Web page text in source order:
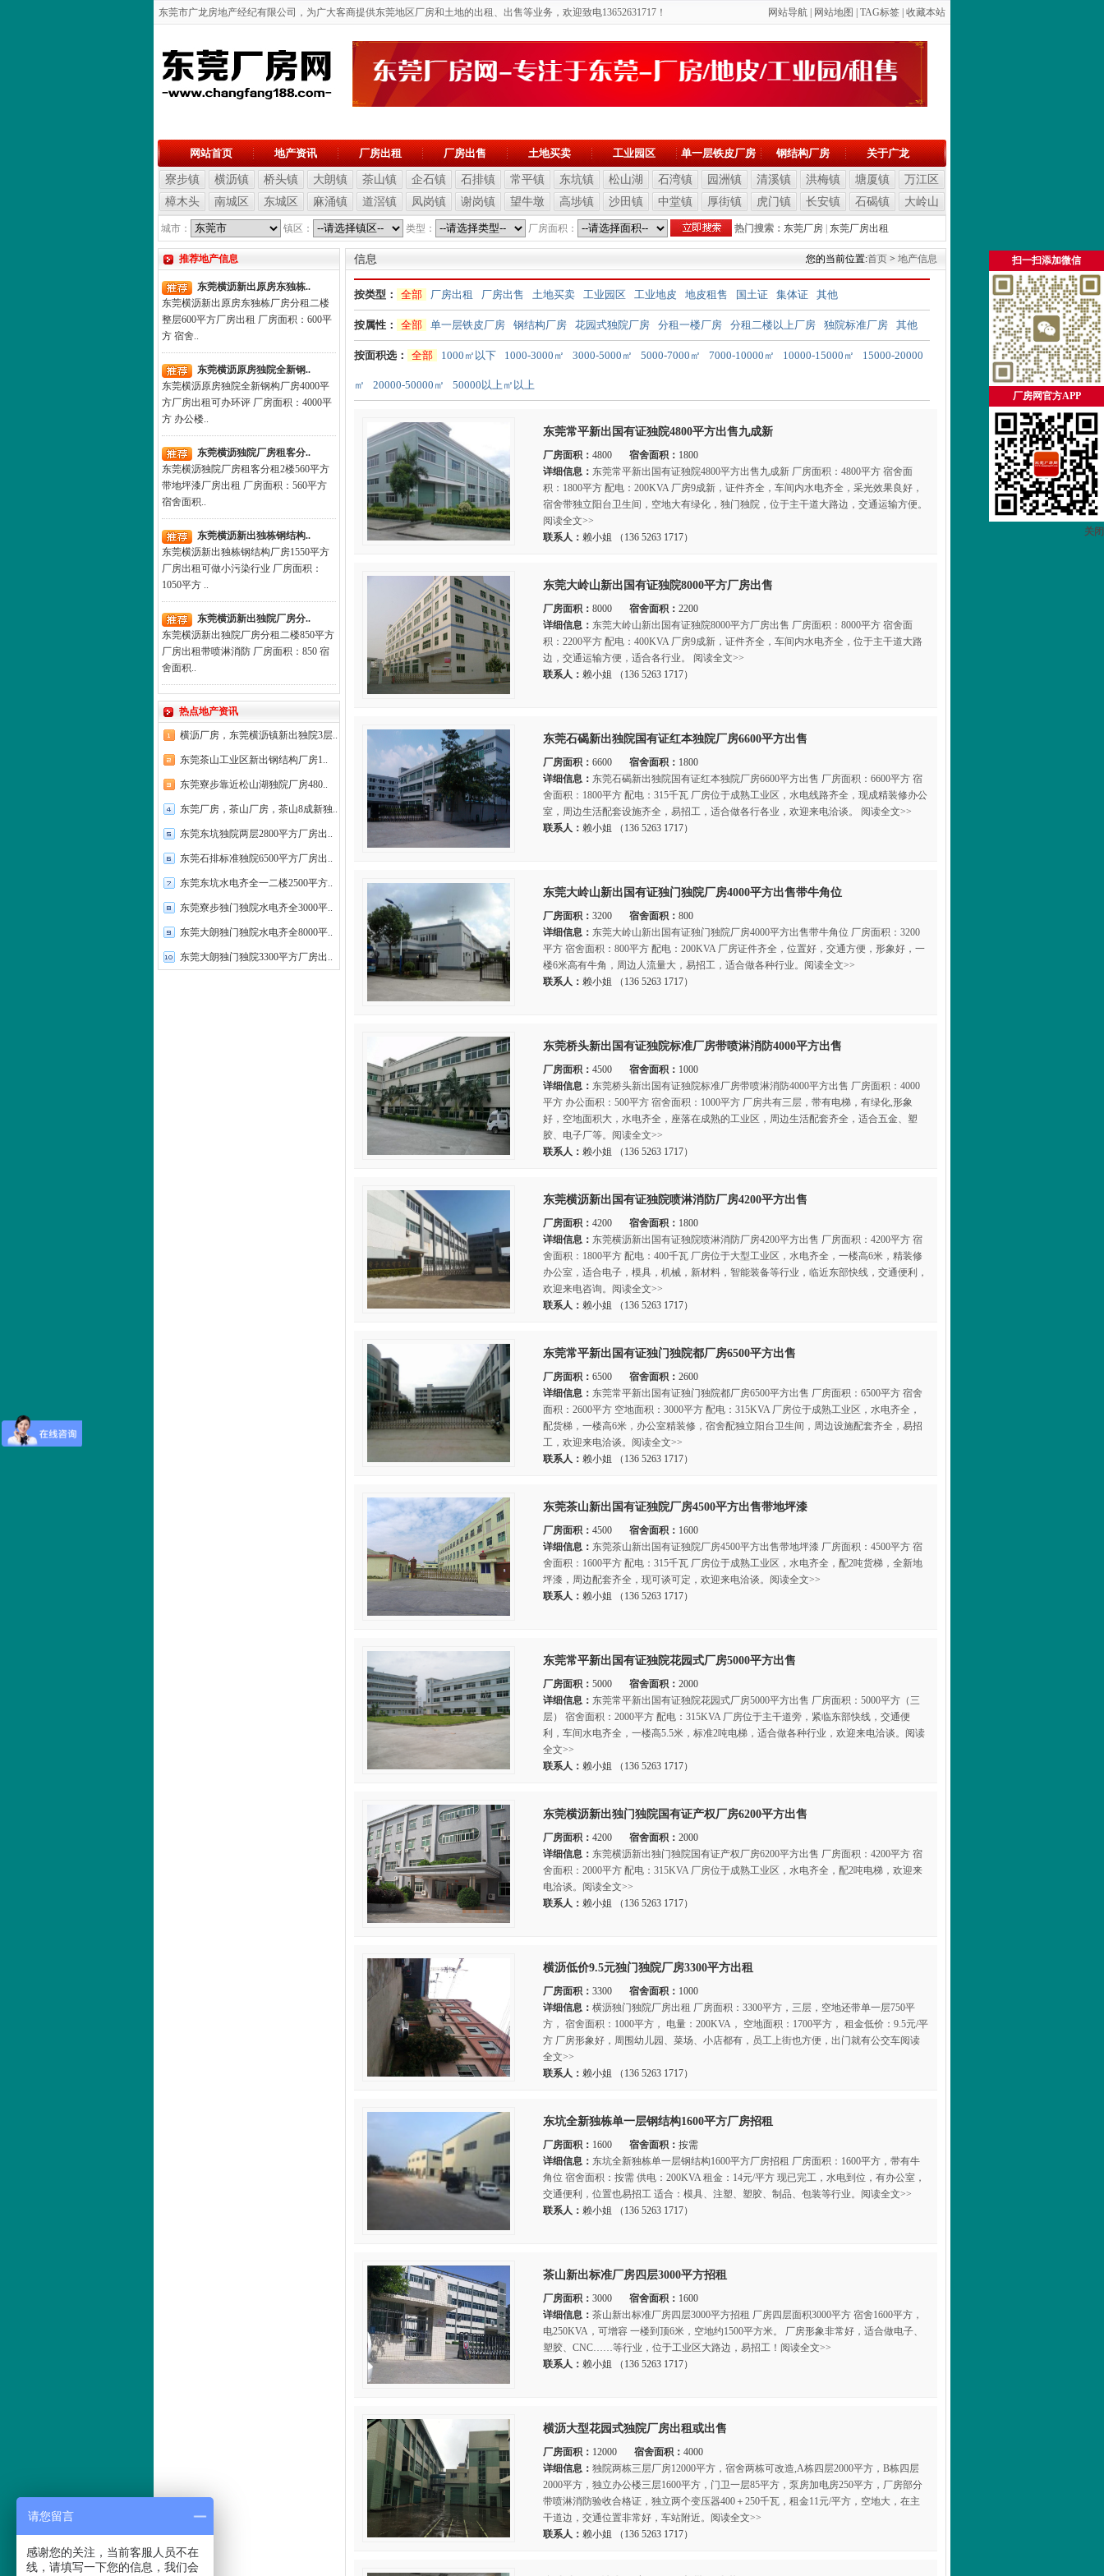
网站导航 网站地图 | TAG标签 收藏本站
东莞市广龙房地产经纪有限公司，为广大客商提供东莞地区厂房和土地的出租、出售等业务，欢迎致电13652631717！
网站首页 地产资讯 厂房出租 厂房出售 土地买卖 工业园区 单一层铁皮厂房 钢结构厂房 关于广龙
寮步镇 横沥镇 桥头镇 大朗镇 茶山镇 企石镇 石排镇 常平镇 东坑镇 松山湖 石湾镇 园洲镇 清溪镇 洪梅镇 塘厦镇
万江区
樟木头
南城区 东城区 麻涌镇 道滘镇 凤岗镇 谢岗镇 望牛墩 高埗镇 沙田镇 中堂镇 厚街镇 虎门镇 长安镇 石碣镇 大岭山
城市： 镇区： 类型： 厂房面积： 热门搜索： 东莞厂房 东莞厂房出租
推荐地产信息
东莞横沥新出原房东独栋..
东莞横沥新出原房东独栋厂房分租二楼
整层600平方厂房出租 厂房面积：600平
方 宿舍..
东莞横沥原房独院全新钢..
东莞横沥原房独院全新钢构厂房4000平
方厂房出租可办环评 厂房面积：4000平
方 办公楼..
东莞横沥独院厂房租客分..
东莞横沥独院厂房租客分租2楼560平方
带地坪漆厂房出租 厂房面积：560平方
宿舍面积..
东莞横沥新出独栋钢结构..
东莞横沥新出独栋钢结构厂房1550平方
厂房出租可做小污染行业 厂房面积：
1050平方 ..
东莞横沥新出独院厂房分..
东莞横沥新出独院厂房分租二楼850平方
厂房出租带喷淋消防 厂房面积：850 宿
舍面积..
热点地产资讯
横沥厂房，东莞横沥镇新出独院3层..
东莞茶山工业区新出钢结构厂房1..
东莞寮步靠近松山湖独院厂房480..
东莞厂房，茶山厂房，茶山8成新独..
东莞东坑独院两层2800平方厂房出..
东莞石排标准独院6500平方厂房出..
东莞东坑水电齐全一二楼2500平方..
东莞寮步独门独院水电齐全3000平..
东莞大朗独门独院水电齐全8000平..
东莞大朗独门独院3300平方厂房出..
您的当前位置:首页 > 地产信息
信息
按类型： 全部 厂房出租 厂房出售 土地买卖 工业园区 工业地皮 地皮租售 国土证 集体证 其他
按属性： 全部 单一层铁皮厂房 钢结构厂房 花园式独院厂房 分租一楼厂房 分租二楼以上厂房 独院标准厂房 其他
按面积选： 全部 1000㎡以下 1000-3000㎡ 3000-5000㎡ 5000-7000㎡ 7000-10000㎡ 10000-15000㎡ 15000-20000
㎡ 20000-50000㎡ 50000以上㎡以上
东莞常平新出国有证独院4800平方出售九成新
厂房面积： 4800 宿舍面积： 1800
详细信息： 东莞常平新出国有证独院4800平方出售九成新 厂房面积：4800平方 宿舍面
积：1800平方 配电：200KVA 厂房9成新，证件齐全，车间内水电齐全，采光效果良好，
宿舍带独立阳台卫生间，空地大有绿化，独门独院，位于主干道大路边，交通运输方便。
阅读全文>>
联系人： 赖小姐 （136 5263 1717）
东莞大岭山新出国有证独院8000平方厂房出售
厂房面积： 8000 宿舍面积： 2200
详细信息： 东莞大岭山新出国有证独院8000平方厂房出售 厂房面积：8000平方 宿舍面
积：2200平方 配电：400KVA 厂房9成新，证件齐全，车间内水电齐全，位于主干道大路
边，交通运输方便，适合各行业。 阅读全文>>
联系人： 赖小姐 （136 5263 1717）
东莞石碣新出独院国有证红本独院厂房6600平方出售
厂房面积： 6600 宿舍面积： 1800
详细信息： 东莞石碣新出独院国有证红本独院厂房6600平方出售 厂房面积：6600平方 宿
舍面积：1800平方 配电：315千瓦 厂房位于成熟工业区，水电线路齐全，现成精装修办公
室，周边生活配套设施齐全，易招工，适合做各行各业，欢迎来电洽谈。 阅读全文>>
联系人： 赖小姐 （136 5263 1717）
东莞大岭山新出国有证独门独院厂房4000平方出售带牛角位
厂房面积： 3200 宿舍面积： 800
详细信息： 东莞大岭山新出国有证独门独院厂房4000平方出售带牛角位 厂房面积：3200
平方 宿舍面积：800平方 配电：200KVA 厂房证件齐全，位置好，交通方便，形象好，一
楼6米高有牛角，周边人流量大，易招工，适合做各种行业。阅读全文>>
联系人： 赖小姐 （136 5263 1717）
东莞桥头新出国有证独院标准厂房带喷淋消防4000平方出售
厂房面积： 4500 宿舍面积： 1000
详细信息： 东莞桥头新出国有证独院标准厂房带喷淋消防4000平方出售 厂房面积：4000
平方 办公面积：500平方 宿舍面积：1000平方 厂房共有三层，带有电梯，有绿化,形象
好，空地面积大，水电齐全，座落在成熟的工业区，周边生活配套齐全，适合五金、塑
胶、电子厂等。阅读全文>>
联系人： 赖小姐 （136 5263 1717）
东莞横沥新出国有证独院喷淋消防​厂房4200平方出售
厂房面积： 4200 宿舍面积： 1800
详细信息： 东莞横沥新出国有证独院喷淋消防​厂房4200平方出售 厂房面积：4200平方 宿
舍面积：1800平方 配电：400千瓦 厂房位于大型工业区，水电齐全，一楼高6米，精装修
办公室，适合电子，模具，机械，新材料，智能装备等行业，临近东部快线，交通便利，
欢迎来电咨询。阅读全文>>
联系人： 赖小姐 （136 5263 1717）
东莞常平新出国有证独门独院都厂房6500平方出售
厂房面积： 6500 宿舍面积： 2600
详细信息： 东莞常平新出国有证独门独院都厂房6500平方出售 厂房面积：6500平方 宿舍
面积：2600平方 空地面积：3000平方 配电：315KVA 厂房位于成熟工业区，水电齐全，
配货梯，一楼高6米，办公室精装修，宿舍配独立阳台卫生间，周边设施配套齐全，易招
工，欢迎来电洽谈。阅读全文>>
联系人： 赖小姐 （136 5263 1717）
东莞茶山新出国有证独院厂房4500平方出售带地坪漆
厂房面积： 4500 宿舍面积： 1600
详细信息： 东莞茶山新出国有证独院厂房4500平方出售带地坪漆 厂房面积：4500平方 宿
舍面积：1600平方 配电：315千瓦 厂房位于成熟工业区，水电齐全，配2吨货梯，全新地
坪漆，周边配套齐全，现可谈可定，欢迎来电洽谈。阅读全文>>
联系人： 赖小姐 （136 5263 1717）
东莞常平新出国有证独院花园式厂房5000平方出售
厂房面积： 5000 宿舍面积： 2000
详细信息： 东莞常平新出国有证独院花园式厂房5000平方出售 厂房面积：5000平方（三
层） 宿舍面积：2000平方 配电：315KVA 厂房位于主干道旁，紧临东部快线，交通便
利，车间水电齐全，一楼高5.5米，标准2吨电梯，适合做各种行业，欢迎来电洽谈。阅读
全文>>
联系人： 赖小姐 （136 5263 1717）
东莞横沥新出独门独院国有证产权厂房6200平方出售
厂房面积： 4200 宿舍面积： 2000
详细信息： 东莞横沥新出独门独院国有证产权厂房6200平方出售 厂房面积：4200平方 宿
舍面积：2000平方 配电：315KVA 厂房位于成熟工业区，水电齐全，配2吨电梯，欢迎来
电洽谈。阅读全文>>
联系人： 赖小姐 （136 5263 1717）
横沥低价9.5元独门独院厂房3300平方出租
厂房面积： 3300 宿舍面积： 1000
详细信息： 横沥独门独院厂房出租 厂房面积：3300平方，三层，空地还带单一层750平
方， 宿舍面积：1000平方， 电量：200KVA， 空地面积：1700平方， 租金低价：9.5元/平
方 厂房形象好，周围幼儿园、菜场、小店都有，员工上街也方便，出门就有公交车阅读
全文>>
联系人： 赖小姐 （136 5263 1717）
东坑全新独栋单一层钢结构1600平方厂房招租
厂房面积： 1600 宿舍面积： 按需
详细信息： 东坑全新独栋单一层钢结构1600平方厂房招租 厂房面积：1600平方，带有牛
角位 宿舍面积：按需 供电：200KVA 租金：14元/平方 现已完工，水电到位，有办公室，
交通便利，位置也易招工 适合：模具、注塑、塑胶、制品、包装等行业。阅读全文>>
联系人： 赖小姐 （136 5263 1717）
茶山新出标准厂房四层3000平方招租
厂房面积： 3000 宿舍面积： 1600
详细信息： 茶山新出标准厂房四层3000平方招租 厂房四层面积3000平方 宿舍1600平方，
电250KVA，可增容 一楼到顶6米，空地约1500平方米。 厂房形象非常好，适合做电子、
塑胶、CNC……等行业，位于工业区大路边，易招工！阅读全文>>
联系人： 赖小姐 （136 5263 1717）
横沥大型花园式独院厂房出租或出售
厂房面积： 12000 宿舍面积： 4000
详细信息： 独院两栋三层厂房12000平方，宿舍两栋可改造,A栋四层2000平方，B栋四层
2000平方，独立办公楼三层1600平方，门卫一层85平方，泵房加电房250平方，厂房部分
带喷淋消防验收合格证，独立两个变压器400＋250千瓦，租金11元/平方，空地大，在主
干道边，交通位置非常好，车站附近。阅读全文>>
联系人： 赖小姐 （136 5263 1717）
扫一扫添加微信
厂房网官方APP
关闭
请您留言
感谢您的关注，当前客服人员不在
线，请填写一下您的信息，我们会